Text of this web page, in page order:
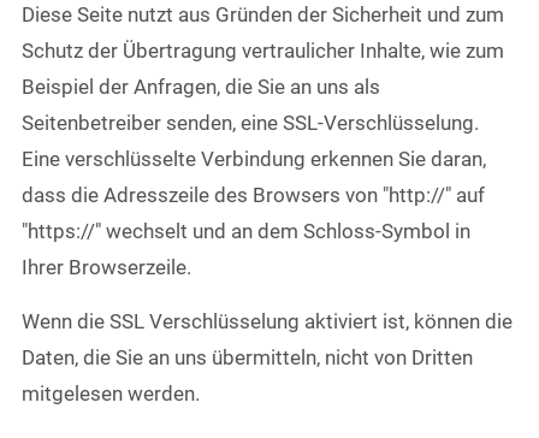
Diese Seite nutzt aus Gründen der Sicherheit und zum
Schutz der Übertragung vertraulicher Inhalte, wie zum
Beispiel der Anfragen, die Sie an uns als
Seitenbetreiber senden, eine SSL-Verschlüsselung.
Eine verschlüsselte Verbindung erkennen Sie daran,
dass die Adresszeile des Browsers von "http://" auf
"https://" wechselt und an dem Schloss-Symbol in
Ihrer Browserzeile.
Wenn die SSL Verschlüsselung aktiviert ist, können die
Daten, die Sie an uns übermitteln, nicht von Dritten
mitgelesen werden.